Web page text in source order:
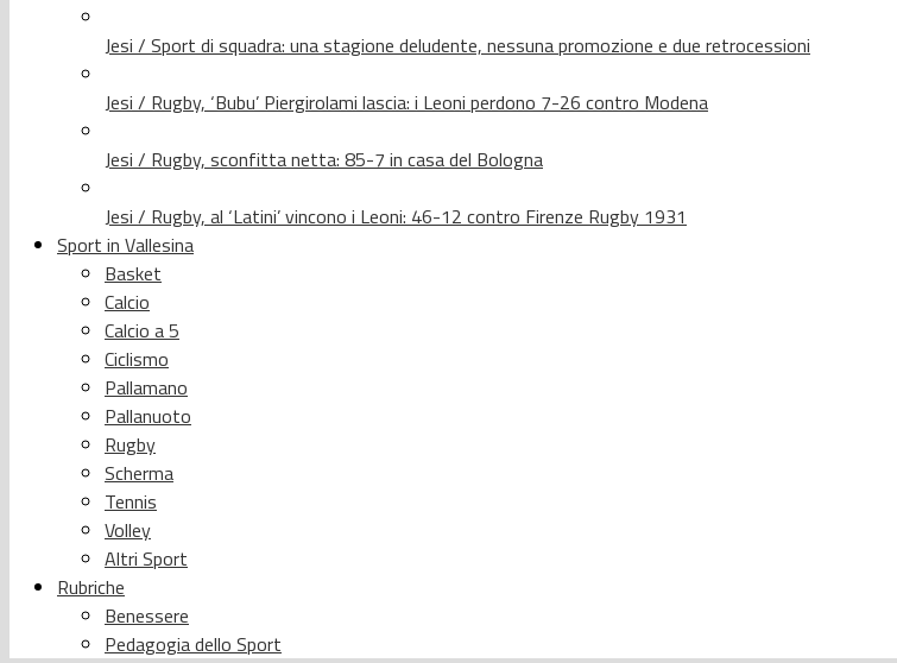
Jesi / Sport di squadra: una stagione deludente, nessuna promozione e due retrocessioni
Jesi / Rugby, ‘Bubu’ Piergirolami lascia: i Leoni perdono 7-26 contro Modena
Jesi / Rugby, sconfitta netta: 85-7 in casa del Bologna
Jesi / Rugby, al ‘Latini’ vincono i Leoni: 46-12 contro Firenze Rugby 1931
Sport in Vallesina
Basket
Calcio
Calcio a 5
Ciclismo
Pallamano
Pallanuoto
Rugby
Scherma
Tennis
Volley
Altri Sport
Rubriche
Benessere
Pedagogia dello Sport